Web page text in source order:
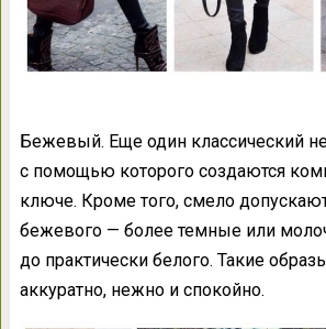
Бежевый. Еще один классический
с помощью которого создаются
ключе. Кроме того, смело
бежевого — более темные или
до практически белого. Такие
аккуратно, нежно и спокойно.